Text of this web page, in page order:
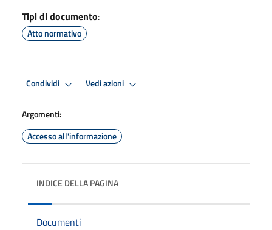
Tipi di documento:
Atto normativo
Condividi Vedi azioni
Argomenti:
Accesso all'informazione
INDICE DELLA PAGINA
Documenti